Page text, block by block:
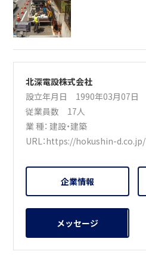
北深電設株式会社
設立年月日 1990年03月07日
従業員数 17人
業 種：建設・建築
URL：https://hokushin-d.co.jp/
企業情報
メッセージ